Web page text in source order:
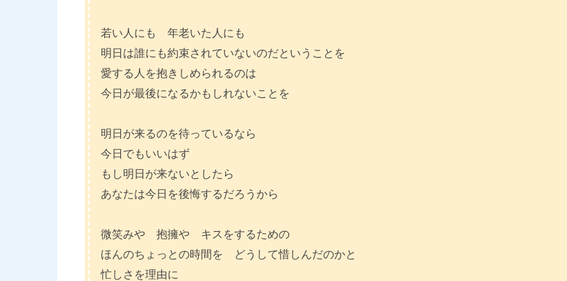
若い人にも 年老いた人にも
明日は誰にも約束されていないのだということを
愛する人を抱きしめられるのは
今日が最後になるかもしれないことを
明日が来るのを待っているなら
今日でもいいはず
もし明日が来ないとしたら
あなたは今日を後悔するだろうから
微笑みや 抱擁や キスをするための
ほんのちょっとの時間を どうして惜しんだのかと
忙しさを理由に